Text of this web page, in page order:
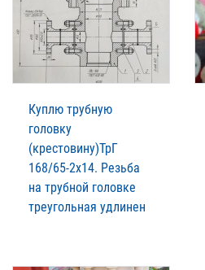
Куплю трубную
головку
(крестовину)ТрГ
168/65-2х14. Резьба
на трубной головке
треугольная удлинен